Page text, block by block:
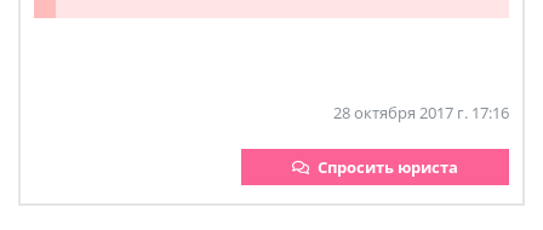
28 октября 2017 г. 17:16
Спросить юриста